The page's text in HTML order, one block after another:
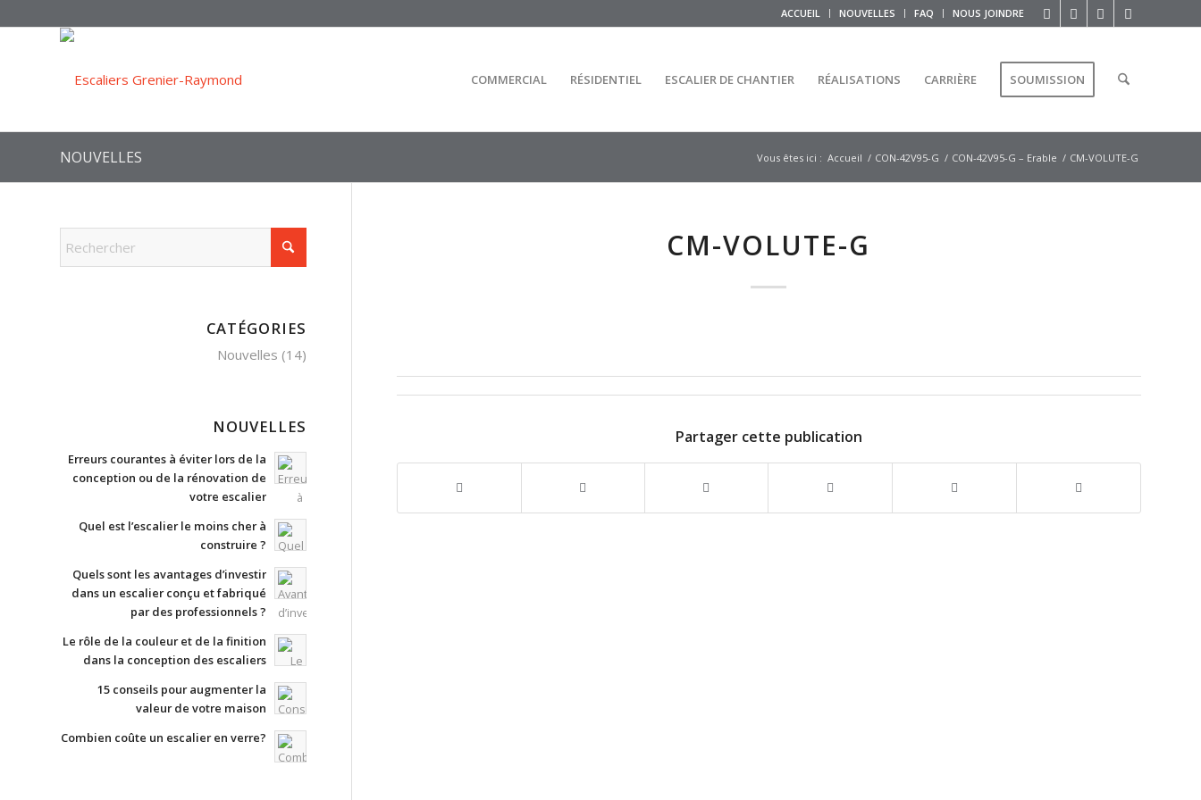
ACCUEIL NOUVELLES FAQ NOUS JOINDRE
COMMERCIAL RÉSIDENTIEL ESCALIER DE CHANTIER RÉALISATIONS CARRIÈRE SOUMISSION
NOUVELLES Vous êtes ici : Accueil / CON-42V95-G / CON-42V95-G – Erable / CM-VOLUTE-G
CM-VOLUTE-G
Partager cette publication
CATÉGORIES
Nouvelles (14)
NOUVELLES
Erreurs courantes à éviter lors de la
conception ou de la rénovation de
votre escalier
Quel est l’escalier le moins cher à
construire ?
Quels sont les avantages d’investir
dans un escalier conçu et fabriqué
par des professionnels ?
Le rôle de la couleur et de la finition
dans la conception des escaliers
15 conseils pour augmenter la
valeur de votre maison
Combien coûte un escalier en verre?